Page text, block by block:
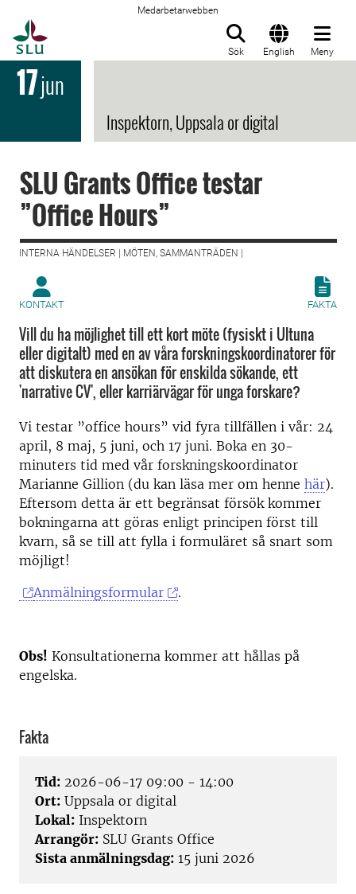
Medarbetarwebben
Sök English Meny
17jun
Inspektorn, Uppsala or digital
SLU Grants Office testar
”Office Hours”
INTERNA HÄNDELSER | MÖTEN, SAMMANTRÄDEN |
KONTAKT FAKTA
Vill du ha möjlighet till ett kort möte (fysiskt i Ultuna
eller digitalt) med en av våra forskningskoordinatorer för
att diskutera en ansökan för enskilda sökande, ett
'narrative CV', eller karriärvägar för unga forskare?
Vi testar ”office hours” vid fyra tillfällen i vår: 24
april, 8 maj, 5 juni, och 17 juni. Boka en 30-
minuters tid med vår forskningskoordinator
Marianne Gillion (du kan läsa mer om henne här).
Eftersom detta är ett begränsat försök kommer
bokningarna att göras enligt principen först till
kvarn, så se till att fylla i formuläret så snart som
möjligt!
Anmälningsformular
.
Obs! Konsultationerna kommer att hållas på
engelska.
Fakta
Tid: 2026-06-17 09:00 - 14:00
Ort: Uppsala or digital
Lokal: Inspektorn
Arrangör: SLU Grants Office
Sista anmälningsdag: 15 juni 2026